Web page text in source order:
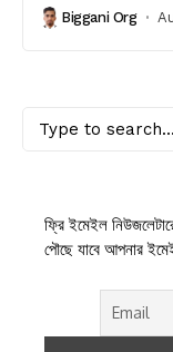
Biggani Org
ফ্রি ইমেইল
পৌছে যাবে আপনার